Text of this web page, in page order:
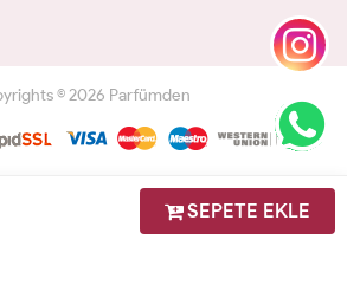
SEPETE EKLE
© 2026 Parfümden
- powered by innovation
Sipariş Takibi İletişim